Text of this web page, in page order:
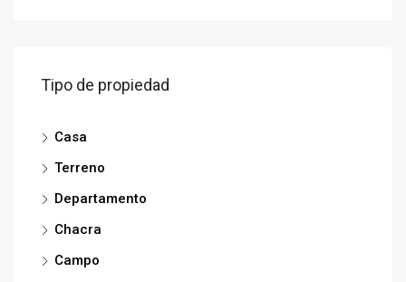
Tipo de propiedad
Casa
Terreno
Departamento
Chacra
Campo